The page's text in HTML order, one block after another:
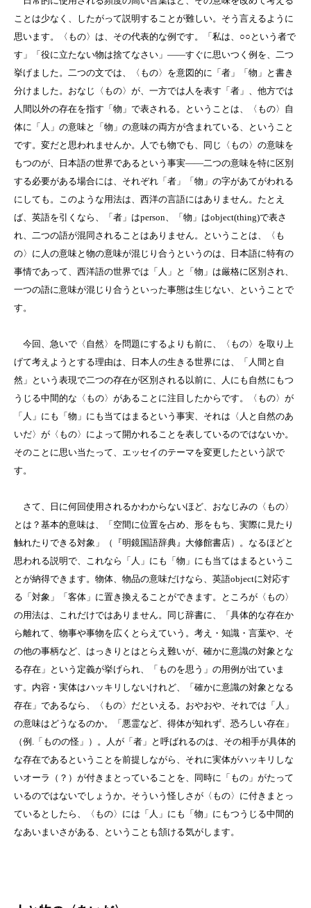
ことは少なく、したがって説明することが難しい。そう言えるように
思います。〈もの〉は、その代表的な例です。「私は、○○という者で
す」「役に立たない物は捨てなさい」――すぐに思いつく例を、二つ
挙げました。二つの文では、〈もの〉を意図的に「者」「物」と書き
分けました。おなじ〈もの〉が、一方では人を表す「者」、他方では
人間以外の存在を指す「物」で表される。ということは、〈もの〉自
体に「人」の意味と「物」の意味の両方が含まれている、ということ
です。変だと思われませんか。人でも物でも、同じ〈もの〉の意味を
もつのが、日本語の世界であるという事実――二つの意味を特に区別
する必要がある場合には、それぞれ「者」「物」の字があてがわれる
にしても。このような用法は、西洋の言語にはありません。たとえ
ば、英語を引くなら、「者」はperson、「物」はobject(thing)で表さ
れ、二つの語が混同されることはありません。ということは、〈も
の〉に人の意味と物の意味が混じり合うというのは、日本語に特有の
事情であって、西洋語の世界では「人」と「物」は厳格に区別され、
一つの語に意味が混じり合うといった事態は生じない、ということで
す。
今回、急いで〈自然〉を問題にするよりも前に、〈もの〉を取り上
げて考えようとする理由は、日本人の生きる世界には、「人間と自
然」という表現で二つの存在が区別される以前に、人にも自然にもつ
うじる中間的な〈もの〉があることに注目したからです。〈もの〉が
「人」にも「物」にも当てはまるという事実、それは〈人と自然のあ
いだ〉が〈もの〉によって開かれることを表しているのではないか。
そのことに思い当たって、エッセイのテーマを変更したという訳で
す。
さて、日に何回使用されるかわからないほど、おなじみの〈もの〉
とは？基本的意味は、「空間に位置を占め、形をもち、実際に見たり
触れたりできる対象」（『明鏡国語辞典』大修館書店）。なるほどと
思われる説明で、これなら「人」にも「物」にも当てはまるというこ
とが納得できます。物体、物品の意味だけなら、英語objectに対応す
る「対象」「客体」に置き換えることができます。ところが〈もの〉
の用法は、これだけではありません。同じ辞書に、「具体的な存在か
ら離れて、物事や事物を広くとらえていう。考え・知識・言葉や、そ
の他の事柄など、はっきりとはとらえ難いが、確かに意識の対象とな
る存在」という定義が挙げられ、「ものを思う」の用例が出ていま
す。内容・実体はハッキリしないけれど、「確かに意識の対象となる
存在」であるなら、〈もの〉だといえる。おやおや、それでは「人」
の意味はどうなるのか。「悪霊など、得体が知れず、恐ろしい存在」
（例.「ものの怪」）。人が「者」と呼ばれるのは、その相手が具体的
な存在であるということを前提しながら、それに実体がハッキリしな
いオーラ（？）が付きまとっていることを、同時に「もの」がたって
いるのではないでしょうか。そういう怪しさが〈もの〉に付きまとっ
ているとしたら、〈もの〉には「人」にも「物」にもつうじる中間的
なあいまいさがある、ということも頷ける気がします。